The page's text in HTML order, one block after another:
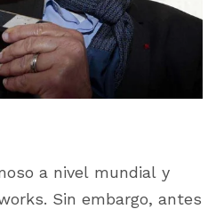
a nivel mundial y
. Sin embargo, antes